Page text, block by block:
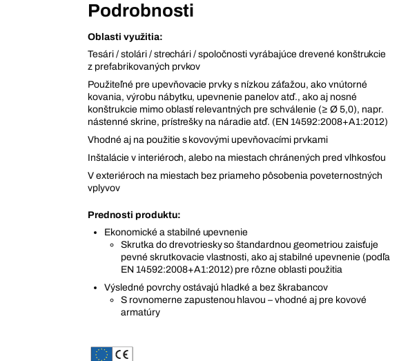
Podrobnosti
Oblasti využitia:
Tesári / stolári / strechári / spoločnosti vyrábajúce drevené konštrukcie
z prefabrikovaných prvkov
Použiteľné pre upevňovacie prvky s nízkou záťažou, ako vnútorné
kovania, výrobu nábytku, upevnenie panelov atď., ako aj nosné
konštrukcie mimo oblastí relevantných pre schválenie (≥ Ø 5,0), napr.
nástenné skrine, prístrešky na náradie atď. (EN 14592:2008+A1:2012)
Vhodné aj na použitie s kovovými upevňovacími prvkami
Inštalácie v interiéroch, alebo na miestach chránených pred vlhkosťou
V exteriéroch na miestach bez priameho pôsobenia poveternostných
vplyvov
Prednosti produktu:
Ekonomické a stabilné upevnenie
Skrutka do drevotriesky so štandardnou geometriou zaisťuje
pevné skrutkovacie vlastnosti, ako aj stabilné upevnenie (podľa
EN 14592:2008+A1:2012) pre rôzne oblasti použitia
Výsledné povrchy ostávajú hladké a bez škrabancov
S rovnomerne zapustenou hlavou – vhodné aj pre kovové
armatúry